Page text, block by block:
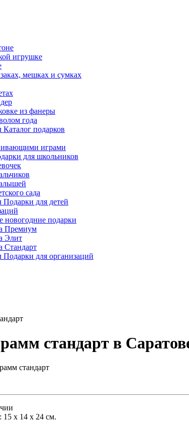
игрушке
мешках и сумках
из фанеры
года
Каталог подарков
играми
для школьников
сада
Подарки для детей
новогодние подарки
Премиум
Элит
Стандарт
Подарки для организаций
стандарт в
стандарт
х 14 х 24 см.